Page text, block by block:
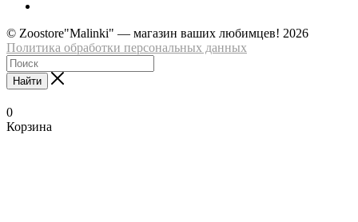
© Zoostore"Malinki" — магазин ваших любимцев! 2026
Политика обработки персональных данных
Найти
0
Корзина